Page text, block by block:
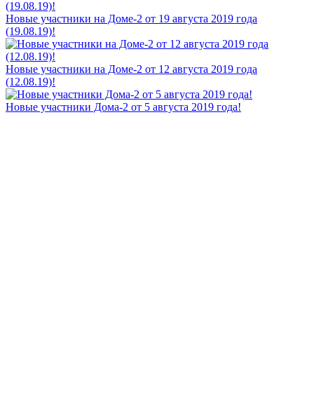
Новые участники на Доме-2 от 19 августа 2019 года
(19.08.19)!
Новые участники на Доме-2 от 12 августа 2019 года
(12.08.19)!
Новые участники Дома-2 от 5 августа 2019 года!